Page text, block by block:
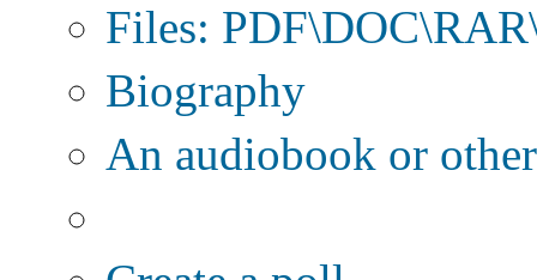
Files:
Biography
An audiobook or